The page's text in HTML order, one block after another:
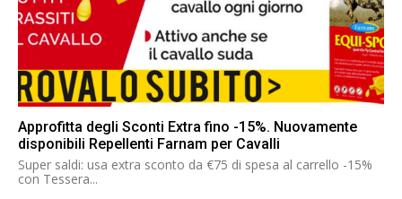
Approfitta degli Sconti Extra fino -15%. Nuovamente
disponibili Repellenti Farnam per Cavalli
Super saldi: usa extra sconto da €75 di spesa al carrello -15%
con Tessera...